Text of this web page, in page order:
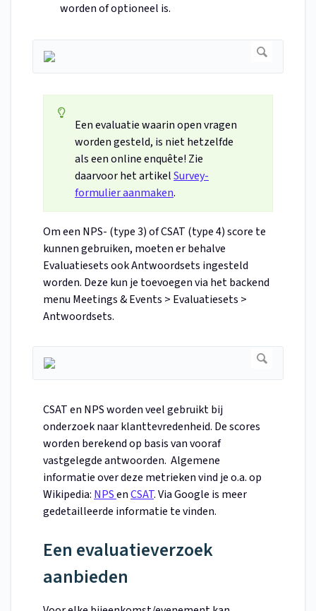
worden of optioneel is.
Een evaluatie waarin open vragen
worden gesteld, is niet hetzelfde
als een online enquête! Zie
daarvoor het artikelSurvey-
formulier aanmaken.
Om een NPS- (type 3) of CSAT (type 4) score te
kunnen gebruiken, moeten er behalve
Evaluatiesets ook Antwoordsets ingesteld
worden. Deze kun je toevoegen via het backend
menu Meetings & Events > Evaluatiesets >
Antwoordsets.
CSAT en NPS worden veel gebruikt bij
onderzoek naar klanttevredenheid. De scores
worden berekend op basis van vooraf
vastgelegde antwoorden. Algemene
informatie over deze metrieken vind je o.a. op
Wikipedia: NPSenCSAT. Via Google is meer
gedetailleerde informatie te vinden.
Een evaluatieverzoek
aanbieden